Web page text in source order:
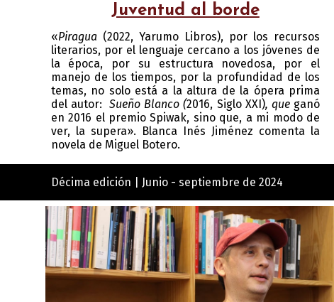
Juventud al borde
«Piragua(2022, Yarumo Libros), por los recursos
literarios, por el lenguaje cercano a los jóvenes de
la época, por su estructura novedosa, por el
manejo de los tiempos, por la profundidad de los
temas, no solo está a la altura de la ópera prima
del autor:Sueño Blanco (2016, Siglo XXI), que ganó
en 2016 el premio Spiwak, sino que, a mi modo de
ver, la supera». Blanca Inés Jiménez comenta la
novela de Miguel Botero.
Décima edición | Junio - septiembre de 2024